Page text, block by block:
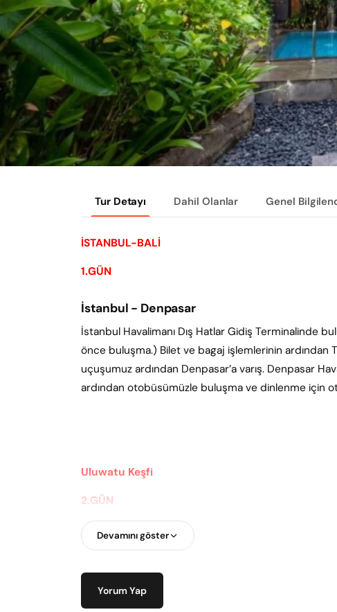
Tur Detayı Dahil Olanlar Genel
İSTANBUL-BALİ
1.GÜN
İstanbul - Denpasar
İstanbul Havalimanı Dış Hatlar Gidiş Terminalinde
önce buluşma.) Bilet ve bagaj işlemlerinin ardından
uçuşumuz ardından Denpasar’a varış. Denpasar
ardından otobüsümüzle buluşma ve dinlenme için
Uluwatu Keşfi
2.GÜN
Sabah kahvaltısı sonrası Bali’deki ilk tam
Padang PadangPlajı Sonrasında rotamızı Bali’nin
çeviriyoruz. Beyaz kumları, turkuaz rengi denizi ve
Devamını göster
Yorum Yap